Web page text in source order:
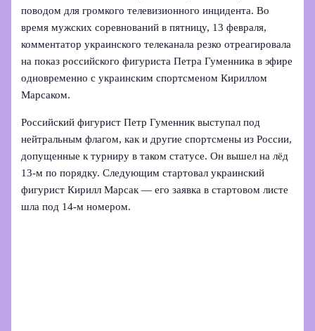
поводом для громкого телевизионного инцидента. Во
время мужских соревнований в пятницу, 13 февраля,
комментатор украинского телеканала резко отреагировала
на показ российского фигуриста Петра Гуменника в эфире
одновременно с украинским спортсменом Кириллом
Марсаком.
Российский фигурист Петр Гуменник выступал под
нейтральным флагом, как и другие спортсмены из России,
допущенные к турниру в таком статусе. Он вышел на лёд
13-м по порядку. Следующим стартовал украинский
фигурист Кирилл Марсак — его заявка в стартовом листе
шла под 14-м номером.